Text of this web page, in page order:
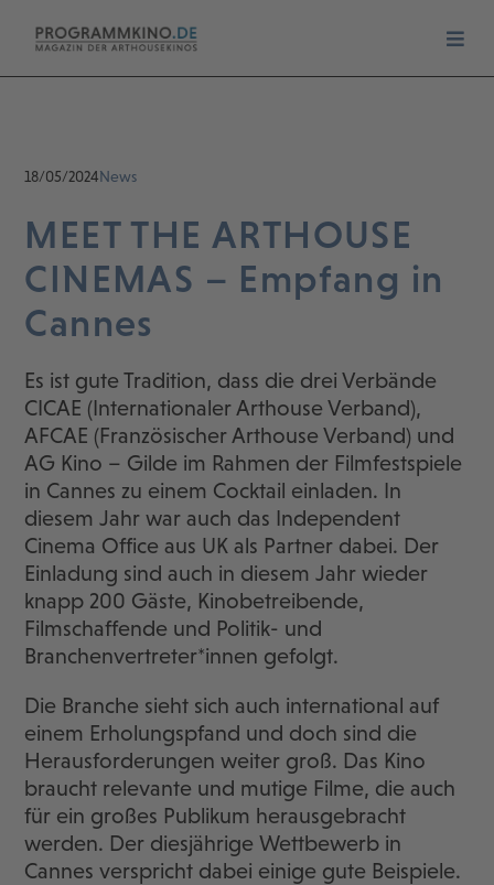
18/05/2024News
MEET THE ARTHOUSE
CINEMAS – Empfang in
Cannes
Es ist gute Tradition, dass die drei Verbände
CICAE (Internationaler Arthouse Verband),
AFCAE (Französischer Arthouse Verband) und
AG Kino – Gilde im Rahmen der Filmfestspiele
in Cannes zu einem Cocktail einladen. In
diesem Jahr war auch das Independent
Cinema Office aus UK als Partner dabei. Der
Einladung sind auch in diesem Jahr wieder
knapp 200 Gäste, Kinobetreibende,
Filmschaffende und Politik- und
Branchenvertreter*innen gefolgt.
Die Branche sieht sich auch international auf
einem Erholungspfand und doch sind die
Herausforderungen weiter groß. Das Kino
braucht relevante und mutige Filme, die auch
für ein großes Publikum herausgebracht
werden. Der diesjährige Wettbewerb in
Cannes verspricht dabei einige gute Beispiele.